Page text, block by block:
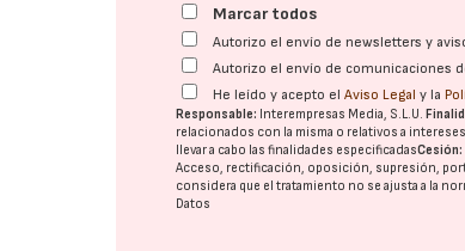
Marcar todos
Autorizo el envío de newsletters y
Autorizo el envío de comunicaciones
He leído y acepto elAviso Legal y la
Responsable: Interempresas Media, S.L.U.
relacionados con la misma o relativos a
llevar a cabo las finalidades especificadasCesión:
Acceso, rectificación, oposición, supresión,
considera que el tratamiento no se ajusta a la
Datos